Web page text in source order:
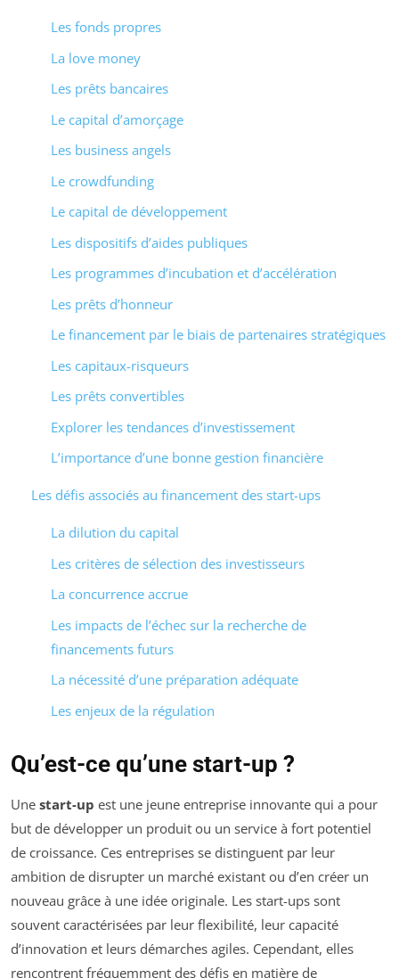
Les fonds propres
La love money
Les prêts bancaires
Le capital d’amorçage
Les business angels
Le crowdfunding
Le capital de développement
Les dispositifs d’aides publiques
Les programmes d’incubation et d’accélération
Les prêts d’honneur
Le financement par le biais de partenaires stratégiques
Les capitaux-risqueurs
Les prêts convertibles
Explorer les tendances d’investissement
L’importance d’une bonne gestion financière
Les défis associés au financement des start-ups
La dilution du capital
Les critères de sélection des investisseurs
La concurrence accrue
Les impacts de l’échec sur la recherche de
financements futurs
La nécessité d’une préparation adéquate
Les enjeux de la régulation
Qu’est-ce qu’une start-up ?
Une start-up est une jeune entreprise innovante qui a pour
but de développer un produit ou un service à fort potentiel
de croissance. Ces entreprises se distinguent par leur
ambition de disrupter un marché existant ou d’en créer un
nouveau grâce à une idée originale. Les start-ups sont
souvent caractérisées par leur flexibilité, leur capacité
d’innovation et leurs démarches agiles. Cependant, elles
rencontrent fréquemment des défis en matière de